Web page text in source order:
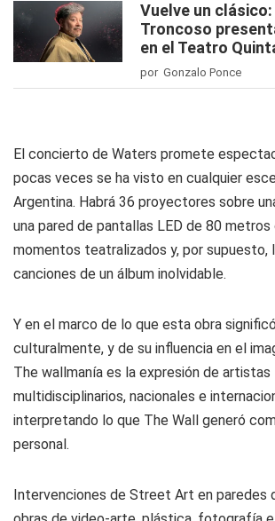
Vuelve un
Troncoso
en el Teatro
por Gonzalo Ponce
El concierto de Waters promete
pocas veces se ha visto en cualquier
Argentina. Habrá 36 proyectores sobre
una pared de pantallas LED de 80 metros
momentos teatralizados y, por supuesto,
canciones de un álbum inolvidable.
Y en el marco de lo que esta obra
culturalmente, y de su influencia en el
The wallmanía es la expresión de artistas
multidisciplinarios, nacionales e
interpretando lo que The Wall generó
personal.
Intervenciones de Street Art en paredes